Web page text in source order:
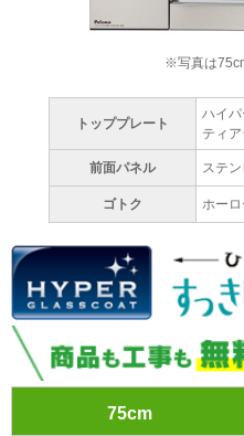
※写真は
トッププレート
ハイ
ティ
前面パネル ステ
ゴトク ホーロ
75cm